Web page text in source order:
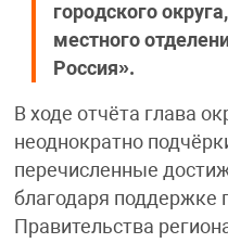
городского
местного
Россия».
В ходе отчёта глава
неоднократно
перечисленные
благодаря поддержке
Правительства